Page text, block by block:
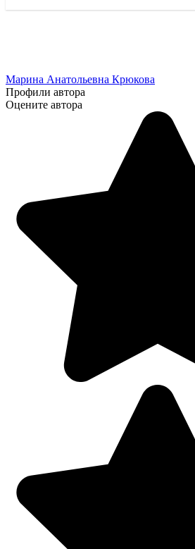
Марина Анатольевна Крюкова
Профили автора
Оцените автора